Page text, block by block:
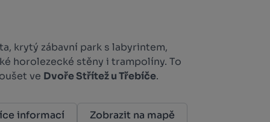
krytý zábavní park s labyrintem,
horolezecké stěny i trampolíny. To
ve Dvoře Střítež u Třebíče.
informací Zobrazit na mapě